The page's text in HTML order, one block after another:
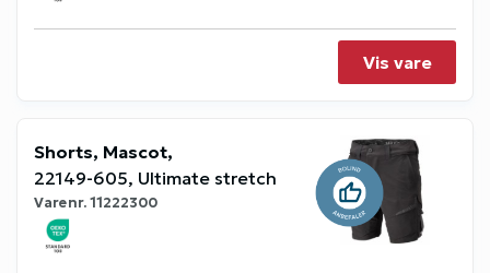
Vis vare
Shorts, Mascot,
22149-605, Ultimate stretch
Varenr.11222300